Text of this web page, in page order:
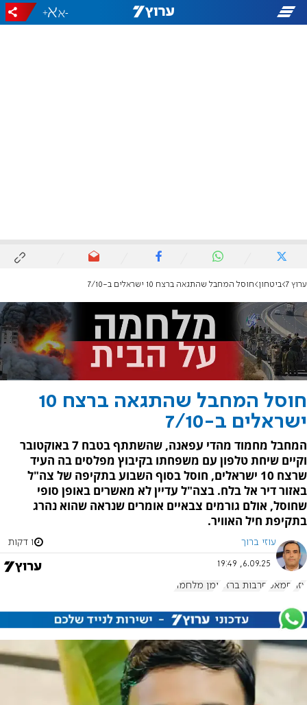
-
+
ערוץ 7 ביטחון חוסל המחבל שהתגאה ברצח 10 ישראלים ב-7/10
חוסל המחבל שהתגאה ברצח 10
ישראלים ב-7/10
המחבל מחמוד מהדי עפאנה, שהשתתף בטבח 7 באוקטובר
וקיים שיחת טלפון עם משפחתו בקיבוץ מפלסים בה העיד
שרצח 10 ישראלים, חוסל בסוף השבוע בתקיפה של צה"ל
באזור דיר אל בלח. בצה"ל עדיין לא מאשרים באופן סופי
שחוסל, אולם גורמים צבאיים אומרים שנראה שהוא נהרג
בתקיפת חיל האוויר.
עוזי ברוך 1 דקות
6.09.25, 19:49
עזה חמאס חרבות ברזל יומן מלחמה